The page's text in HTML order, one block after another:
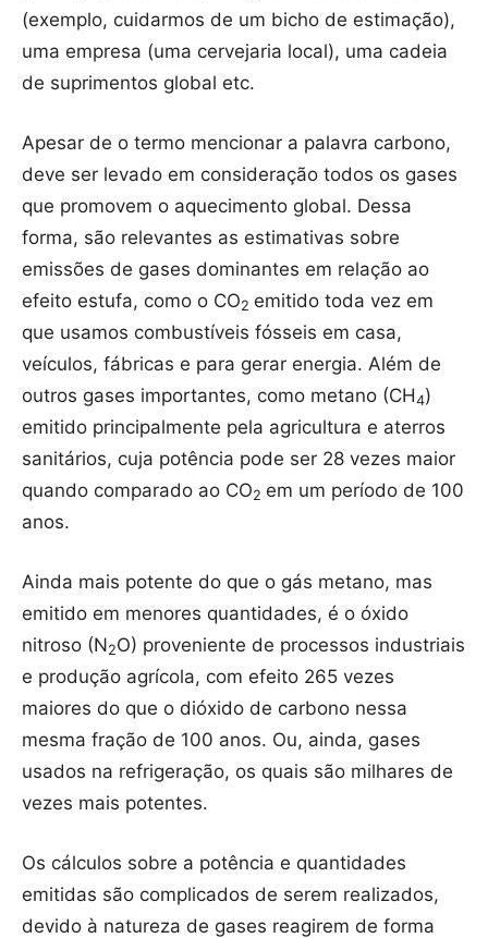
(exemplo, cuidarmos de um bicho de estimação),
uma empresa (uma cervejaria local), uma cadeia
de suprimentos global etc.
Apesar de o termo mencionar a palavra carbono,
deve ser levado em consideração todos os gases
que promovem o aquecimento global. Dessa
forma, são relevantes as estimativas sobre
emissões de gases dominantes em relação ao
efeito estufa, como o CO2 emitido toda vez em
que usamos combustíveis fósseis em casa,
veículos, fábricas e para gerar energia. Além de
outros gases importantes, como metano (CH4)
emitido principalmente pela agricultura e aterros
sanitários, cuja potência pode ser 28 vezes maior
quando comparado ao CO2 em um período de 100
anos.
Ainda mais potente do que o gás metano, mas
emitido em menores quantidades, é o óxido
nitroso (N2O) proveniente de processos industriais
e produção agrícola, com efeito 265 vezes
maiores do que o dióxido de carbono nessa
mesma fração de 100 anos. Ou, ainda, gases
usados na refrigeração, os quais são milhares de
vezes mais potentes.
Os cálculos sobre a potência e quantidades
emitidas são complicados de serem realizados,
devido à natureza de gases reagirem de forma